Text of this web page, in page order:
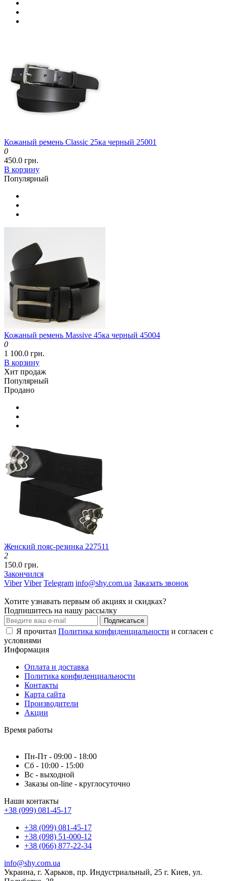
Кожаный ремень Classic 25ка черный 25001
0
450.0 грн.
В корзину
Популярный
Кожаный ремень Massive 45ка черный 45004
0
1 100.0 грн.
В корзину
Хит продаж
Популярный
Продано
Женский пояс-резинка 227511
2
150.0 грн.
Закончился
Viber Viber Telegram info@shy.com.ua Заказать звонок
Хотите узнавать первым об акциях и скидках?
Подпишитесь на нашу рассылку
Подписаться
Я прочитал Политика конфиденциальности и согласен с
условиями
Информация
Оплата и доставка
Политика конфиденциальности
Контакты
Карта сайта
Производители
Акции
Время работы
Пн-Пт - 09:00 - 18:00
Сб - 10:00 - 15:00
Вс - выходной
Заказы on-line - круглосуточно
Наши контакты
+38 (099) 081-45-17
+38 (099) 081-45-17
+38 (098) 51-000-12
+38 (066) 877-22-34
info@shy.com.ua
Украина, г. Харьков, пр. Индустриальный, 25 г. Киев, ул.